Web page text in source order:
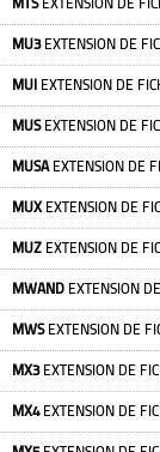
MTSEXTENSION DE
MU3EXTENSION DE
MUI EXTENSION DE
MUSEXTENSION DE
MUSAEXTENSION DE
MUXEXTENSION DE
MUZ EXTENSION DE
MWAND EXTENSION
MWSEXTENSION DE
MX3EXTENSION DE
MX4EXTENSION DE